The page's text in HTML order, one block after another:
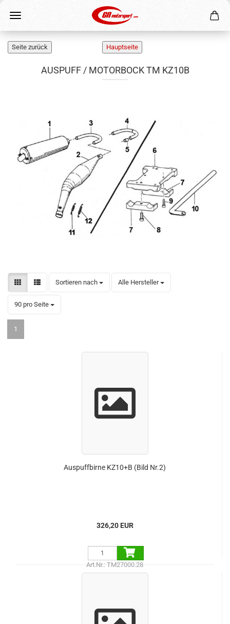
AUSPUFF / MOTORBOCK TM KZ10B
Sortieren nach
Sortieren nach Alle Hersteller
pro Seite
90 pro Seite
pro Seite
1
Auspuffbirne KZ10+B (Bild Nr.2)
326,20 EUR
Art.Nr.: TM27000.28